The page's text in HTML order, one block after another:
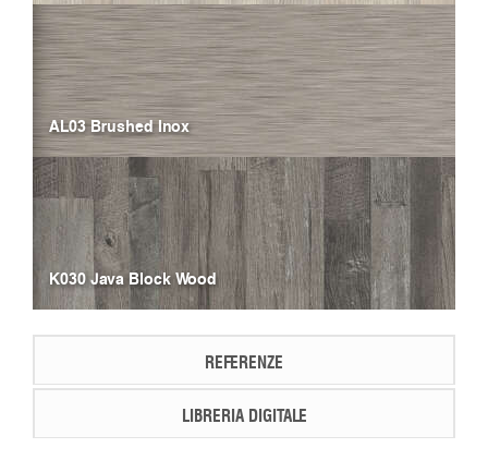
AL03 Brushed Inox
K030 Java Block Wood
REFERENZE
LIBRERIA DIGITALE